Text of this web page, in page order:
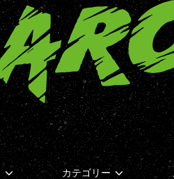
カテゴリー